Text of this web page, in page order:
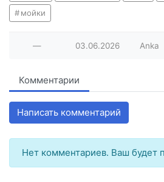
мойки
— 03.06.2026 Anka
Комментарии
Написать комментарий
Нет комментариев. Ваш будет